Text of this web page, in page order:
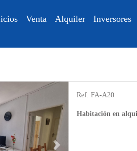
Venta Alquiler Inversores
Next
Ref: FA-A20
Habitación en